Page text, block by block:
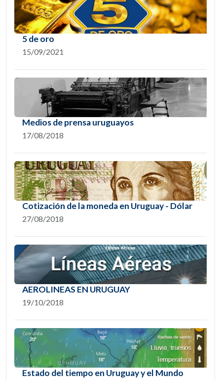
5 de oro
15/09/2021
Medios de prensa uruguayos
17/08/2018
Cotización de la moneda en Uruguay - Dólar
27/08/2018
AEROLINEAS EN URUGUAY
19/10/2018
Estado del tiempo en Uruguay y el Mundo